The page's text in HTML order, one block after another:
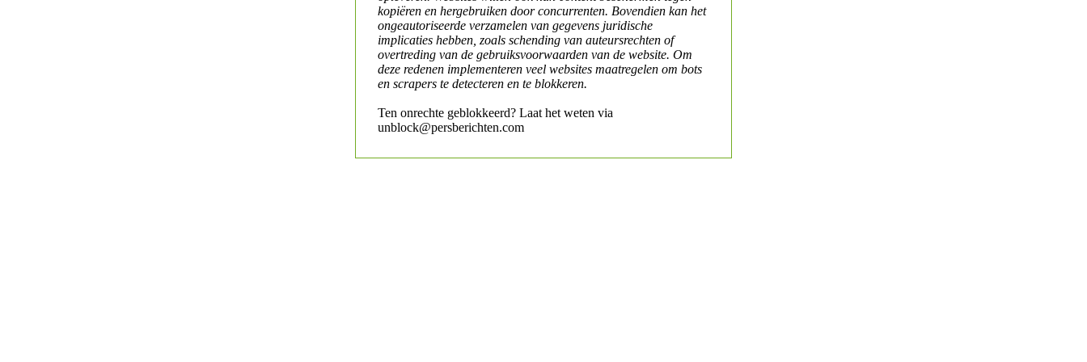
kopiëren en hergebruiken door concurrenten. Bovendien kan het
ongeautoriseerde verzamelen van gegevens juridische
implicaties hebben, zoals schending van auteursrechten of
overtreding van de gebruiksvoorwaarden van de website. Om
deze redenen implementeren veel websites maatregelen om bots
en scrapers te detecteren en te blokkeren.
Ten onrechte geblokkeerd? Laat het weten via
unblock@persberichten.com